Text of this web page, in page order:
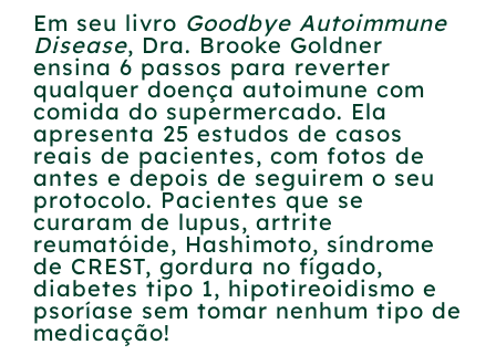
Em seu livro Goodbye Autoimmune
Disease, Dra. Brooke Goldner
ensina 6 passos para reverter
qualquer doença autoimune com
comida do supermercado. Ela
apresenta 25 estudos de casos
reais de pacientes, com fotos de
antes e depois de seguirem o seu
protocolo. Pacientes que se
curaram de lupus, artrite
reumatóide, Hashimoto, síndrome
de CREST, gordura no fígado,
diabetes tipo 1, hipotireoidismo e
psoríase sem tomar nenhum tipo de
medicação!